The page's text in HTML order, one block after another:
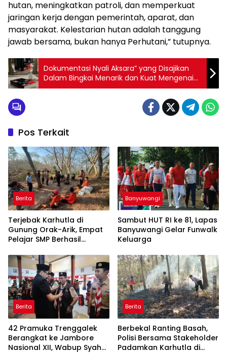
hutan, meningkatkan patroli, dan memperkuat
jaringan kerja dengan pemerintah, aparat, dan
masyarakat. Kelestarian hutan adalah tanggung
jawab bersama, bukan hanya Perhutani,” tutupnya.
Dokumentasi Nyali Aksara” yang Disajikan
Dalam Bingkai Menarik dan Kuat Mengenai
Nilai Penting BUKU
Pos Terkait
Berita
Terjebak Karhutla di
Gunung Orak-Arik, Empat
Pelajar SMP Berhasil
Banyuwangi
Sambut HUT RI ke 81, Lapas
Banyuwangi Gelar Funwalk
Keluarga
Berita
42 Pramuka Trenggalek
Berangkat ke Jambore
Nasional XII, Wabup Syah
Berita
Berbekal Ranting Basah,
Polisi Bersama Stakeholder
Padamkan Karhutla di